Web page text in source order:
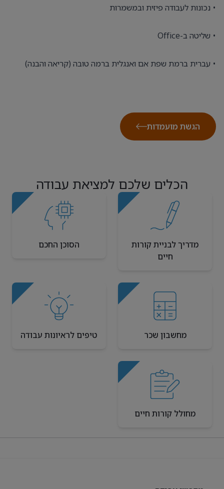
• נכונות לעבודה פיזית ובמשמרות
• שליטה ב-Office
• עברית ברמת שפת אם ואנגלית ברמה טובה (קריאה והבנה)
הגשת מועמדות
הכלים שלכם למציאת עבודה
מדריך לבניית קורות
חיים
הסוכן החכם
מחשבון שכר טיפים לראיונות עבודה
מחולל קורות חיים